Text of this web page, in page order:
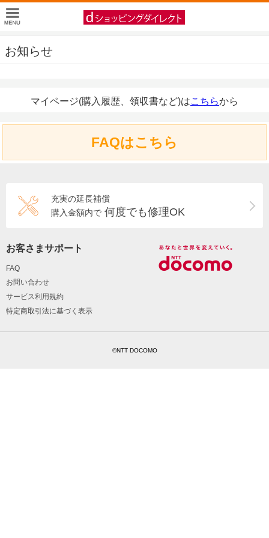
お知らせ
マイページ(購入履歴、領収書など)はこちらから
FAQはこちら
充実の延長補償
購入金額内で 何度でも修理OK
お客さまサポート
FAQ
お問い合わせ
サービス利用規約
特定商取引法に基づく表示
©NTT DOCOMO